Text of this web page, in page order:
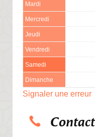
Mardi
Mercredi
Jeudi
Vendredi
Samedi
Dimanche
Signaler une erreur
Contact